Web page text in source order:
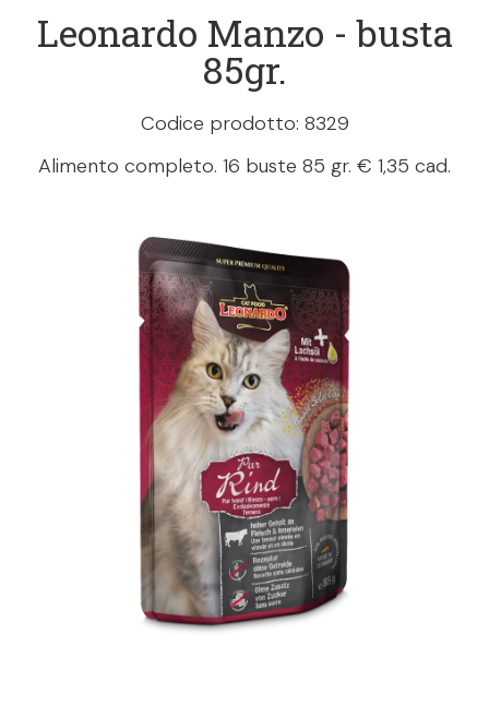
Leonardo Manzo - busta
85gr.
Codice prodotto: 8329
Alimento completo. 16 buste 85 gr. € 1,35 cad.